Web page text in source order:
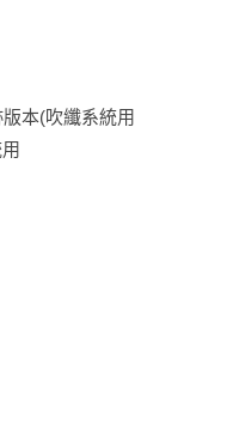
本(吹纖系統用